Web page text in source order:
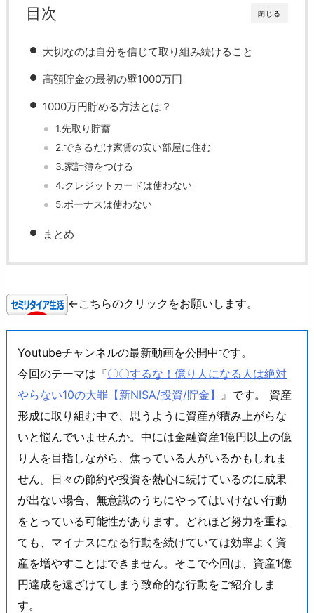
閉じる
目次
大切なのは自分を信じて取り組み続けること
高額貯金の最初の壁1000万円
1000万円貯める方法とは？
1.先取り貯蓄
2.できるだけ家賃の安い部屋に住む
3.家計簿をつける
4.クレジットカードは使わない
5.ボーナスは使わない
まとめ
←こちらのクリックをお願いします。
Youtubeチャンネルの最新動画を公開中です。
今回のテーマは『〇〇するな！億り人になる人は絶対
やらない10の大罪【新NISA/投資/貯金】 』です。 資産
形成に取り組む中で、思うように資産が積み上がらな
いと悩んでいませんか。中には金融資産1億円以上の億
り人を目指しながら、焦っている人がいるかもしれま
せん。日々の節約や投資を熱心に続けているのに成果
が出ない場合、無意識のうちにやってはいけない行動
をとっている可能性があります。どれほど努力を重ね
ても、マイナスになる行動を続けていては効率よく資
産を増やすことはできません。そこで今回は、資産1億
円達成を遠ざけてしまう致命的な行動をご紹介しま
す。